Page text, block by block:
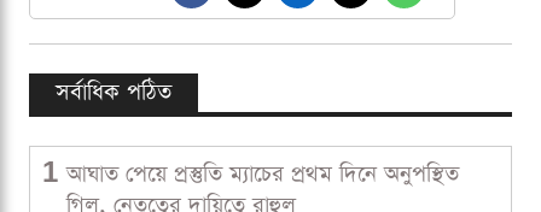
সর্বাধিক পঠিত
1 আঘাত পেয়ে প্রস্তুতি ম্যাচের প্রথম দিনে অনুপস্থিত
গিল, নেতৃত্বের দায়িত্বে রাহুল